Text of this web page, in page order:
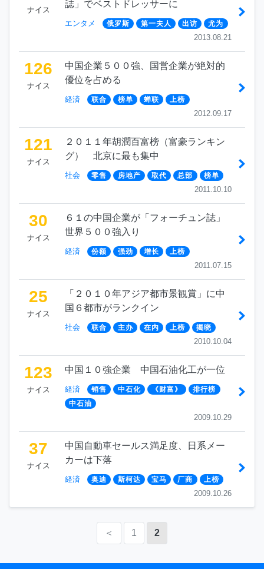
ナイス
誌」でベストドレッサーに
エンタメ 俄罗斯 第一夫人 出访 尤为
2013.08.21
126
ナイス
中国企業５００強、国営企業が絶対的
優位を占める
経済 联合 榜单 蝉联 上榜
2012.09.17
121
ナイス
２０１１年胡潤百富榜（富豪ランキン
グ） 北京に最も集中
社会 零售 房地产 取代 总部 榜单
2011.10.10
30
ナイス
６１の中国企業が「フォーチュン誌」
世界５００強入り
経済 份额 强劲 增长 上榜
2011.07.15
25
ナイス
「２０１０年アジア都市景観賞」に中
国６都市がランクイン
社会 联合 主办 在内 上榜 揭晓
2010.10.04
123
ナイス
中国１０強企業 中国石油化工が一位
経済 销售 中石化 《财富》
排行榜
中石油
2009.10.29
37
ナイス
中国自動車セールス満足度、日系メー
カーは下落
経済 奥迪 斯柯达 宝马 厂商 上榜
2009.10.26
＜ 1 2